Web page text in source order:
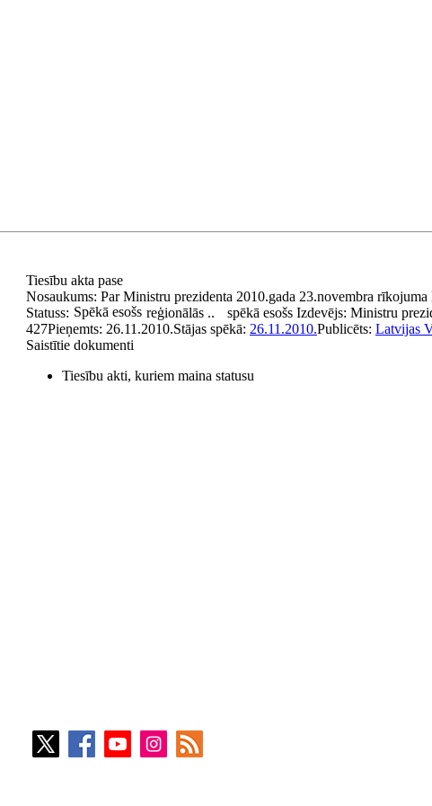
Tiesību akta pase
Nosaukums: Par Ministru prezidenta 2010.gada 23.novembra
reģionālās ..
Statuss: Spēkā esošs spēkā esošs Izdevējs: Ministru
427Pieņemts: 26.11.2010.Stājas spēkā: 26.11.2010.Publicēts: Latvijas
Saistītie dokumenti
Tiesību akti, kuriem maina statusu